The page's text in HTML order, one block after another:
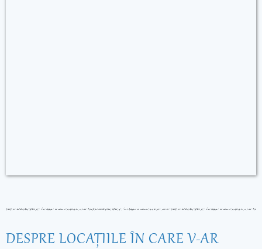
DESPRE LOCAŢIILE ÎN CARE V-AR